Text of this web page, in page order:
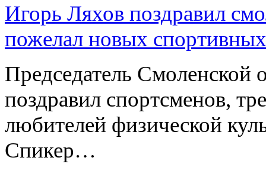
Игорь Ляхов поздравил
пожелал новых
Председатель
поздравил спортсменов,
любителей физической
Спикер…